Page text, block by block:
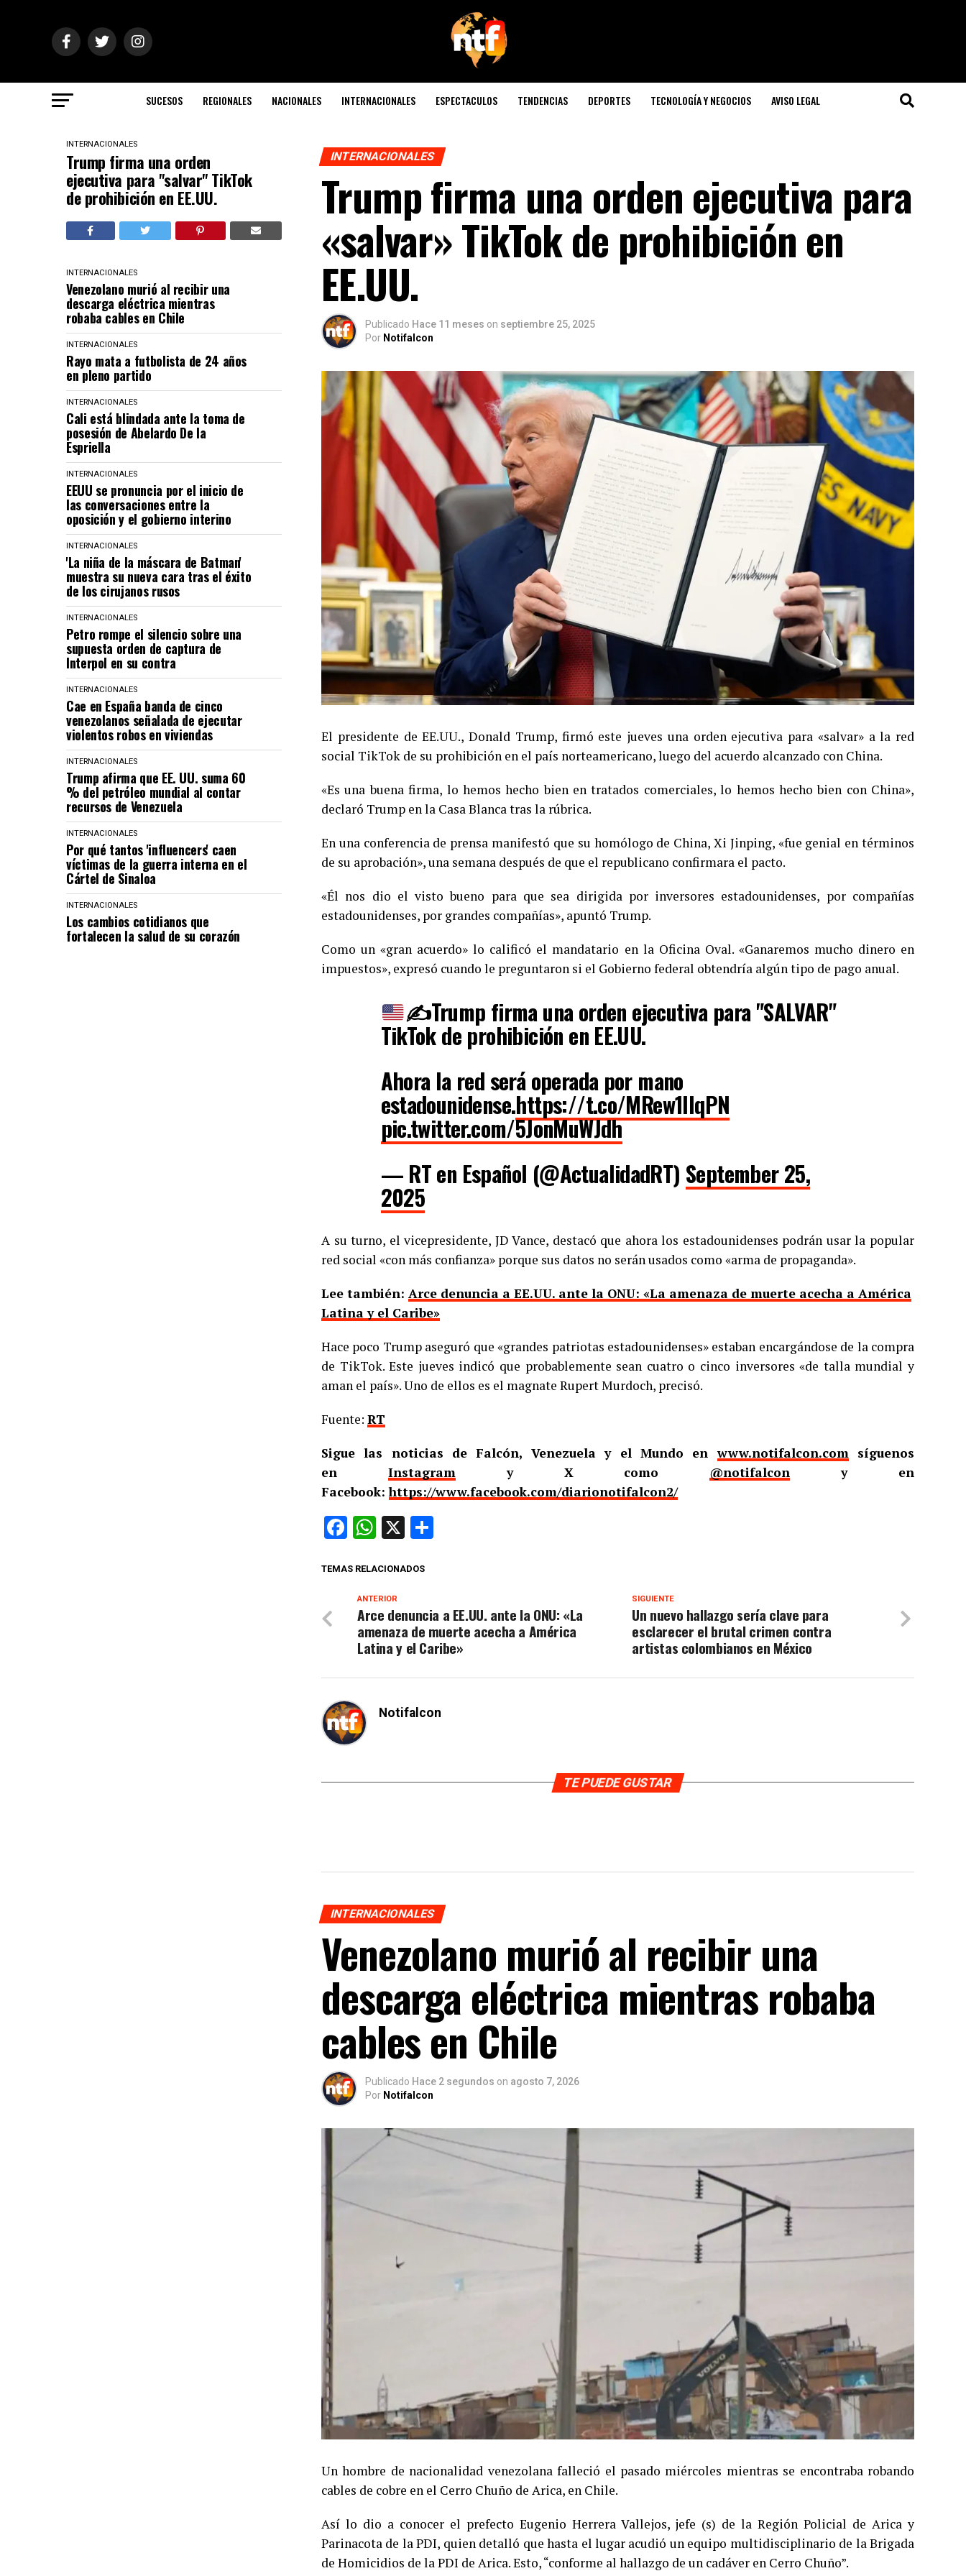
SUCESOS REGIONALES NACIONALES INTERNACIONALES ESPECTACULOS TENDENCIAS DEPORTES TECNOLOGÍA Y NEGOCIOS AVISO LEGAL
INTERNACIONALES
Trump firma una orden
ejecutiva para "salvar" TikTok
de prohibición en EE.UU.
INTERNACIONALES
Venezolano murió al recibir una
descarga eléctrica mientras
robaba cables en Chile
INTERNACIONALES
Rayo mata a futbolista de 24 años
en pleno partido
INTERNACIONALES
Cali está blindada ante la toma de
posesión de Abelardo De la
Espriella
INTERNACIONALES
EEUU se pronuncia por el inicio de
las conversaciones entre la
oposición y el gobierno interino
INTERNACIONALES
'La niña de la máscara de Batman'
muestra su nueva cara tras el éxito
de los cirujanos rusos
INTERNACIONALES
Petro rompe el silencio sobre una
supuesta orden de captura de
Interpol en su contra
INTERNACIONALES
Cae en España banda de cinco
venezolanos señalada de ejecutar
violentos robos en viviendas
INTERNACIONALES
Trump afirma que EE. UU. suma 60
% del petróleo mundial al contar
recursos de Venezuela
INTERNACIONALES
Por qué tantos 'influencers' caen
víctimas de la guerra interna en el
Cártel de Sinaloa
INTERNACIONALES
Los cambios cotidianos que
fortalecen la salud de su corazón
INTERNACIONALES
Trump firma una orden ejecutiva para
«salvar» TikTok de prohibición en
EE.UU.
Publicado Hace 11 meses on septiembre 25, 2025
Por Notifalcon
El presidente de EE.UU., Donald Trump, firmó este jueves una orden ejecutiva para «salvar» a la red
social TikTok de su prohibición en el país norteamericano, luego del acuerdo alcanzado con China.
«Es una buena firma, lo hemos hecho bien en tratados comerciales, lo hemos hecho bien con China»,
declaró Trump en la Casa Blanca tras la rúbrica.
En una conferencia de prensa manifestó que su homólogo de China, Xi Jinping, «fue genial en términos
de su aprobación», una semana después de que el republicano confirmara el pacto.
«Él nos dio el visto bueno para que sea dirigida por inversores estadounidenses, por compañías
estadounidenses, por grandes compañías», apuntó Trump.
Como un «gran acuerdo» lo calificó el mandatario en la Oficina Oval. «Ganaremos mucho dinero en
impuestos», expresó cuando le preguntaron si el Gobierno federal obtendría algún tipo de pago anual.
✍Trump firma una orden ejecutiva para "SALVAR"
TikTok de prohibición en EE.UU.
Ahora la red será operada por mano
estadounidense.https://t.co/MRew1lIqPN
pic.twitter.com/5JonMuWJdh
— RT en Español (@ActualidadRT) September 25,
2025
A su turno, el vicepresidente, JD Vance, destacó que ahora los estadounidenses podrán usar la popular
red social «con más confianza» porque sus datos no serán usados como «arma de propaganda».
Lee también: Arce denuncia a EE.UU. ante la ONU: «La amenaza de muerte acecha a América
Latina y el Caribe»
Hace poco Trump aseguró que «grandes patriotas estadounidenses» estaban encargándose de la compra
de TikTok. Este jueves indicó que probablemente sean cuatro o cinco inversores «de talla mundial y
aman el país». Uno de ellos es el magnate Rupert Murdoch, precisó.
Fuente: RT
Sigue las noticias de Falcón, Venezuela y el Mundo enwww.notifalcon.comsíguenos
en Instagramy X como @notifalcon y en
Facebook:https://www.facebook.com/diarionotifalcon2/
Facebook
WhatsApp
X
TEMAS RELACIONADOS
SIGUIENTE
Un nuevo hallazgo sería clave para
esclarecer el brutal crimen contra
artistas colombianos en México
ANTERIOR
Arce denuncia a EE.UU. ante la ONU: «La
amenaza de muerte acecha a América
Latina y el Caribe»
Notifalcon
TE PUEDE GUSTAR
INTERNACIONALES
Venezolano murió al recibir una
descarga eléctrica mientras robaba
cables en Chile
Publicado Hace 2 segundos on agosto 7, 2026
Por Notifalcon
Un hombre de nacionalidad venezolana falleció el pasado miércoles mientras se encontraba robando
cables de cobre en el Cerro Chuño de Arica, en Chile.
Así lo dio a conocer el prefecto Eugenio Herrera Vallejos, jefe (s) de la Región Policial de Arica y
Parinacota de la PDI, quien detalló que hasta el lugar acudió un equipo multidisciplinario de la Brigada
de Homicidios de la PDI de Arica. Esto, “conforme al hallazgo de un cadáver en Cerro Chuño”.